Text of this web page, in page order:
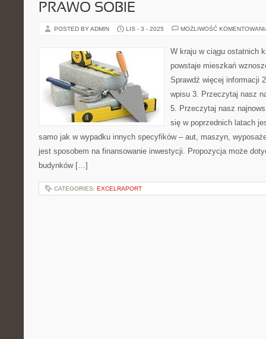
PRAWO SOBIE
POSTED BY ADMIN LIS - 3 - 2025 MOŻLIWOŚĆ
W kraju w ciągu ostatnich
powstaje mieszkań
Sprawdź więcej informacji
wpisu 3. Przeczytaj nasz
5. Przeczytaj nasz
się w poprzednich latach
samo jak w wypadku innych specyfików – aut, maszyn,
jest sposobem na finansowanie inwestycji. Propozycja może
budynków […]
CATEGORIES: EXCELRAPORT